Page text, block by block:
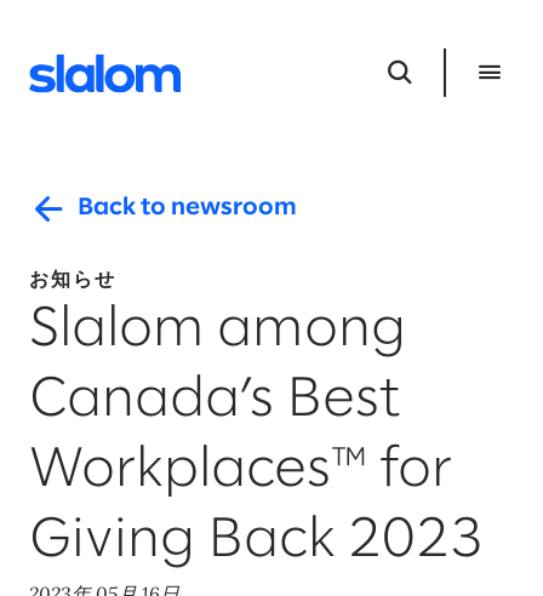
Back to newsroom
お知らせ
Slalom among
Canada’s Best
Workplaces™ for
Giving Back 2023